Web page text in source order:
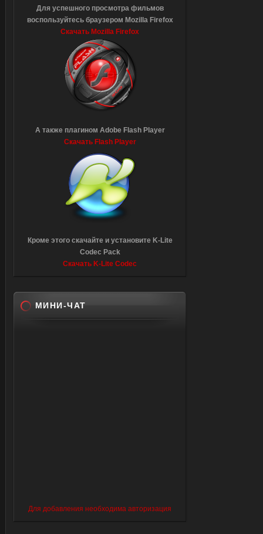
Для успешного просмотра фильмов
воспользуйтесь браузером Mozilla Firefox
Скачать Mozilla Firefox
А также плагином Adobe Flash Player
Скачать Flash Player
Кроме этого скачайте и установите K-Lite
Codec Pack
Скачать K-Lite Codec
МИНИ-ЧАТ
Для добавления необходима авторизация